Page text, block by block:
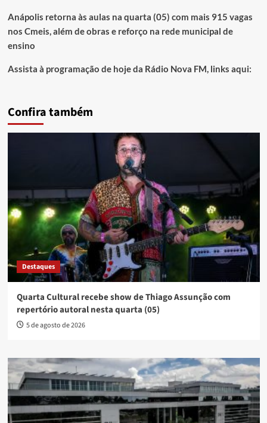
Anápolis retorna às aulas na quarta (05) com mais 915 vagas
nos Cmeis, além de obras e reforço na rede municipal de
ensino
Assista à programação de hoje da Rádio Nova FM, links aqui:
Confira também
Destaques
Quarta Cultural recebe show de Thiago Assunção com
repertório autoral nesta quarta (05)
5 de agosto de 2026